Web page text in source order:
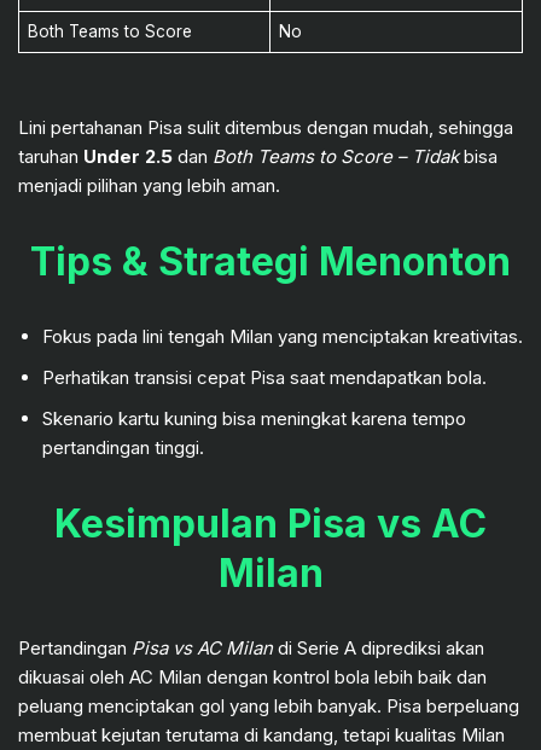
Both Teams to Score No
Lini pertahanan Pisa sulit ditembus dengan mudah, sehingga
taruhan Under 2.5 dan Both Teams to Score – Tidakbisa
menjadi pilihan yang lebih aman.
Tips & Strategi Menonton
Fokus pada lini tengah Milan yang menciptakan kreativitas.
Perhatikan transisi cepat Pisa saat mendapatkan bola.
Skenario kartu kuning bisa meningkat karena tempo
pertandingan tinggi.
Kesimpulan Pisa vs AC
Milan
Pertandingan Pisa vs AC Milandi Serie A diprediksi akan
dikuasai oleh AC Milan dengan kontrol bola lebih baik dan
peluang menciptakan gol yang lebih banyak. Pisa berpeluang
membuat kejutan terutama di kandang, tetapi kualitas Milan